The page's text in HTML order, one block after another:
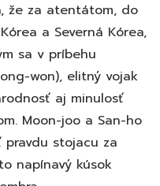
že za atentátom, do
a Severná Kórea,
sa v príbehu
won), elitný vojak
aj minulosť
Moon-joo a San-ho
stojacu za
napínavý kúsok